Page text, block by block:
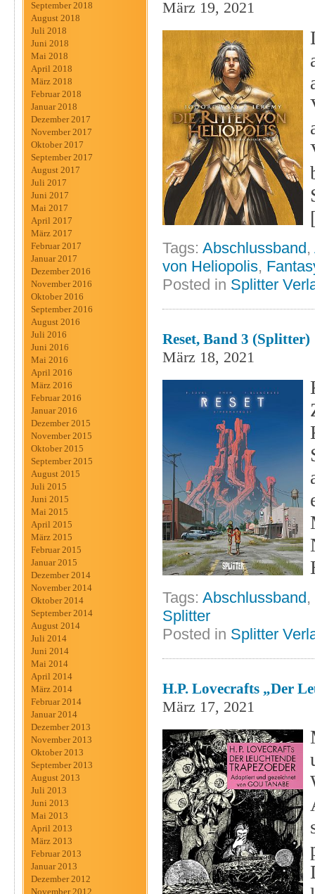
September 2018
August 2018
Juli 2018
Juni 2018
Mai 2018
April 2018
März 2018
Februar 2018
Januar 2018
Dezember 2017
November 2017
Oktober 2017
September 2017
August 2017
Juli 2017
Juni 2017
Mai 2017
April 2017
März 2017
Februar 2017
Januar 2017
Dezember 2016
November 2016
Oktober 2016
September 2016
August 2016
Juli 2016
Juni 2016
Mai 2016
April 2016
März 2016
Februar 2016
Januar 2016
Dezember 2015
November 2015
Oktober 2015
September 2015
August 2015
Juli 2015
Juni 2015
Mai 2015
April 2015
März 2015
Februar 2015
Januar 2015
Dezember 2014
November 2014
Oktober 2014
September 2014
August 2014
Juli 2014
Juni 2014
Mai 2014
April 2014
März 2014
Februar 2014
Januar 2014
Dezember 2013
November 2013
Oktober 2013
September 2013
August 2013
Juli 2013
Juni 2013
Mai 2013
April 2013
März 2013
Februar 2013
Januar 2013
Dezember 2012
November 2012
März 19, 2021
Tags: Abschlussband,
von Heliopolis,
Posted in Splitter
Reset, Band 3 (Splitter)
März 18, 2021
Tags: Abschlussband,
Splitter
Posted in Splitter
H.P. Lovecrafts „Der
März 17, 2021